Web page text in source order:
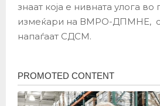
знаат која е нивната улога во
измеќари на ВМРО-ДПМНЕ,
напаѓаат СДСМ.